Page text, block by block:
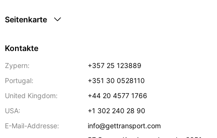
Seitenkarte
Kontakte
Zypern:
+357 25 123889
Portugal:
+351 30 0528110
United Kingdom:
+44 20 4577 1766
USA:
+1 302 240 28 90
E-Mail-Addresse:
info@gettransport.com